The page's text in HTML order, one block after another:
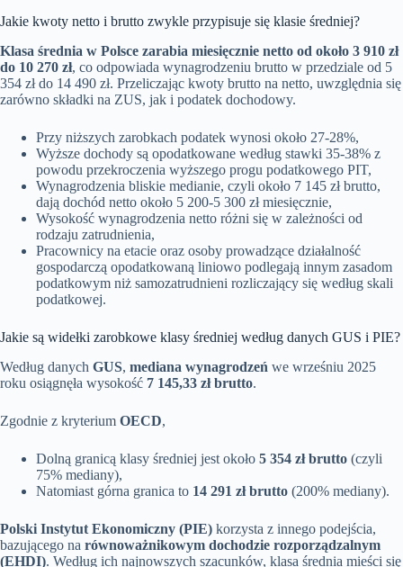
Jakie kwoty netto i brutto zwykle przypisuje się klasie średniej?
Klasa średnia w Polsce zarabia miesięcznie netto od około 3 910 zł
do 10 270 zł, co odpowiada wynagrodzeniu brutto w przedziale od 5
354 zł do 14 490 zł. Przeliczając kwoty brutto na netto, uwzględnia się
zarówno składki na ZUS, jak i podatek dochodowy.
Przy niższych zarobkach podatek wynosi około 27-28%,
Wyższe dochody są opodatkowane według stawki 35-38% z
powodu przekroczenia wyższego progu podatkowego PIT,
Wynagrodzenia bliskie medianie, czyli około 7 145 zł brutto,
dają dochód netto około 5 200-5 300 zł miesięcznie,
Wysokość wynagrodzenia netto różni się w zależności od
rodzaju zatrudnienia,
Pracownicy na etacie oraz osoby prowadzące działalność
gospodarczą opodatkowaną liniowo podlegają innym zasadom
podatkowym niż samozatrudnieni rozliczający się według skali
podatkowej.
Jakie są widełki zarobkowe klasy średniej według danych GUS i PIE?
Według danych GUS, mediana wynagrodzeń we wrześniu 2025
roku osiągnęła wysokość 7 145,33 zł brutto.
Zgodnie z kryterium OECD,
Dolną granicą klasy średniej jest około 5 354 zł brutto (czyli
75% mediany),
Natomiast górna granica to 14 291 zł brutto (200% mediany).
Polski Instytut Ekonomiczny (PIE) korzysta z innego podejścia,
bazującego na równoważnikowym dochodzie rozporządzalnym
(EHDI). Według ich najnowszych szacunków, klasa średnia mieści się